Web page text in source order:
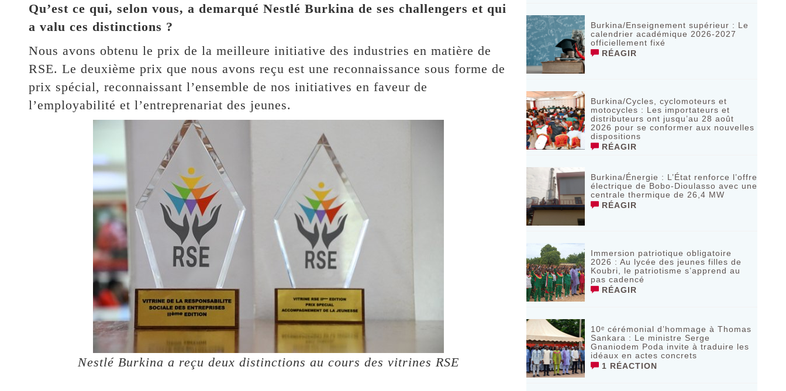
Qu’est ce qui, selon vous, a demarqué Nestlé Burkina de ses challengers et qui
a valu ces distinctions ?
Nous avons obtenu le prix de la meilleure initiative des industries en matière de
RSE. Le deuxième prix que nous avons reçu est une reconnaissance sous forme de
prix spécial, reconnaissant l’ensemble de nos initiatives en faveur de
l’employabilité et l’entreprenariat des jeunes.
Nestlé Burkina a reçu deux distinctions au cours des vitrines RSE
Burkina/Enseignement supérieur : Le
calendrier académique 2026-2027
officiellement fixé
RÉAGIR
Burkina/Cycles, cyclomoteurs et
motocycles : Les importateurs et
distributeurs ont jusqu’au 28 août
2026 pour se conformer aux nouvelles
dispositions
RÉAGIR
Burkina/Énergie : L’État renforce l’offre
électrique de Bobo-Dioulasso avec une
centrale thermique de 26,4 MW
RÉAGIR
Immersion patriotique obligatoire
2026 : Au lycée des jeunes filles de
Koubri, le patriotisme s’apprend au
pas cadencé
RÉAGIR
10ᵉ cérémonial d’hommage à Thomas
Sankara : Le ministre Serge
Gnaniodem Poda invite à traduire les
idéaux en actes concrets
1 RÉACTION